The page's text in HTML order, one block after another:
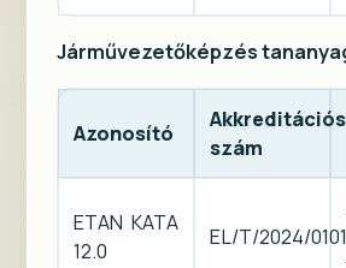
Járművezetőképzés
Azonosító
Akkreditációs
szám
ETAN KATA
12.0
EL/T/2024/0101